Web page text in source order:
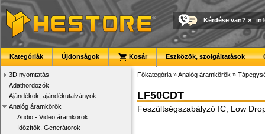
Kérdése van? »
Kategóriák Újdonságok Kosár Eszközök, szolgáltatások
3D nyomtatás
Adathordozók
Ajándékok, ajándékutalványok
Analóg áramkörök
Audio - Video áramkörök
Időzítők, Generátorok
Főkategória »Analóg áramkörök »
LF50CDT
Feszültségszabályzó IC, Low